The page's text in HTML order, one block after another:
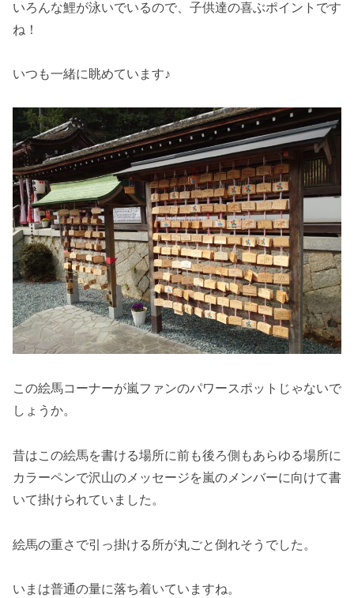
いろんな鯉が泳いでいるので、子供達の喜ぶポイントです
ね！
いつも一緒に眺めています♪
この絵馬コーナーが嵐ファンのパワースポットじゃないで
しょうか。
昔はこの絵馬を書ける場所に前も後ろ側もあらゆる場所に
カラーペンで沢山のメッセージを嵐のメンバーに向けて書
いて掛けられていました。
絵馬の重さで引っ掛ける所が丸ごと倒れそうでした。
いまは普通の量に落ち着いていますね。